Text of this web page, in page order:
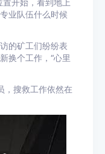
置开始，看到地上
业队伍什么时候
的矿工们纷纷表
换个工作，“心里
，搜救工作依然在